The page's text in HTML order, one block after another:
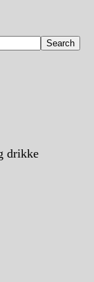
drikke